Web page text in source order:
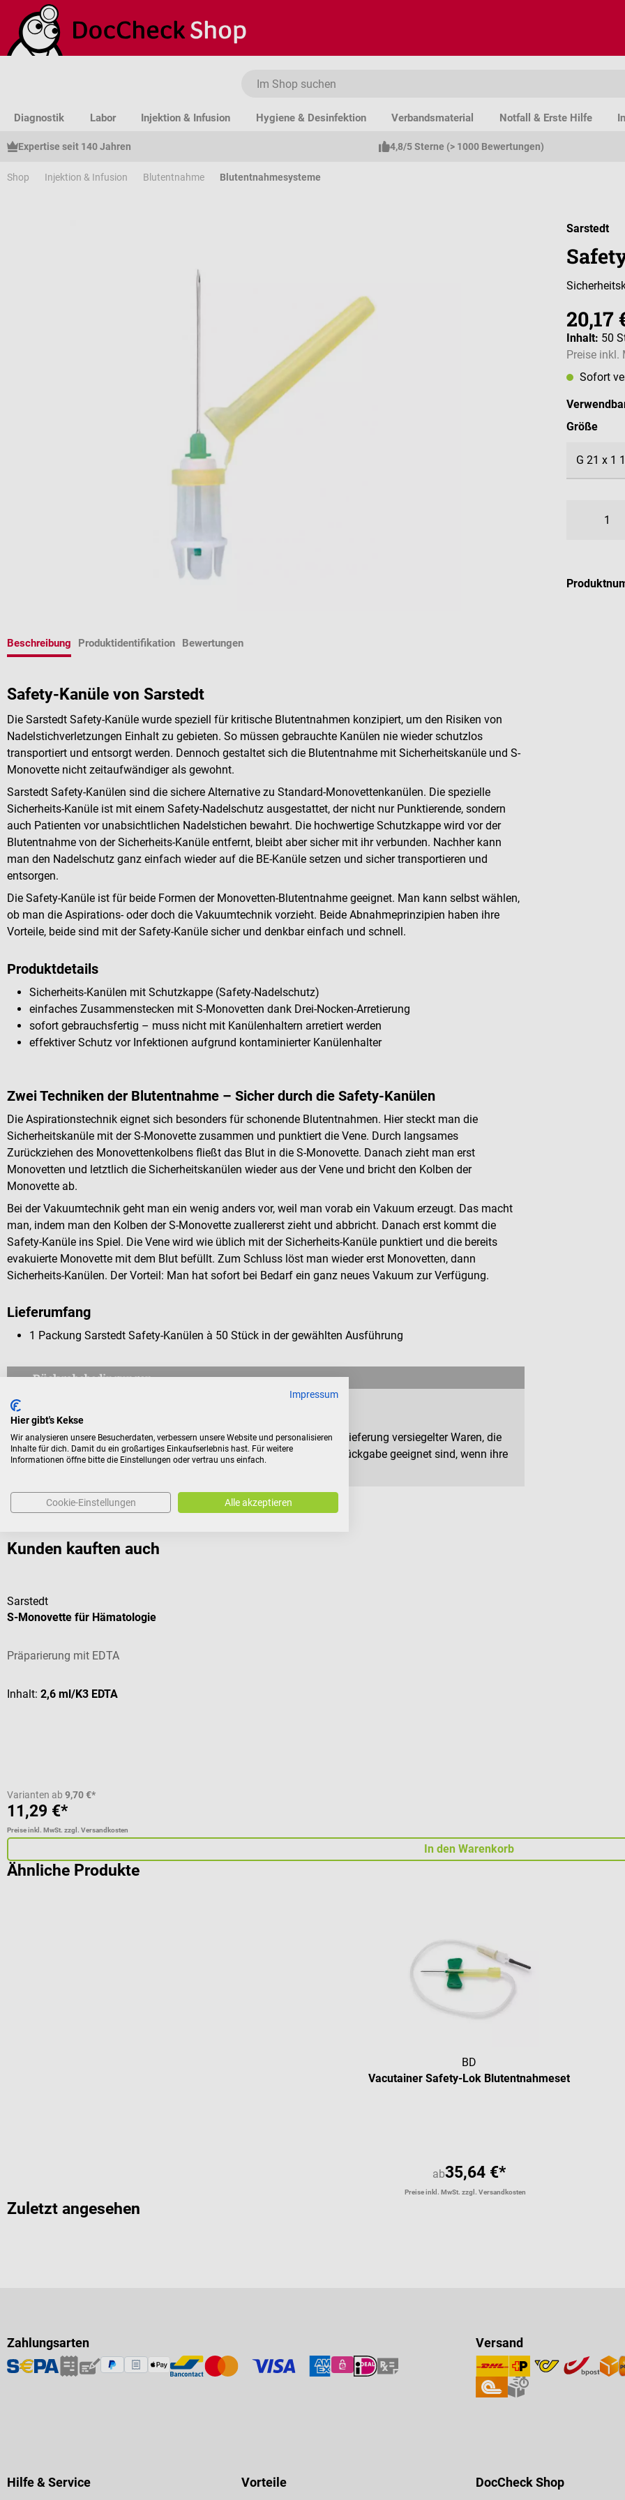
Hauptinhalt springen
Zur Suche springen
Zur Hauptnavigation springen
Diagnostik Labor Injektion & Infusion Hygiene & Desinfektion Verbandsmaterial Notfall & Erste Hilfe
Expertise seit 140 Jahren 4,8/5 Sterne (> 1000 Bewertungen)
Shop Injektion & Infusion Blutentnahme Blutentnahmesysteme
Sarstedt
20,17
Inhalt: 50
Preise inkl.
Sofort
Größe
Beschreibung Produktidentifikation Bewertungen
Safety-Kanüle von Sarstedt
Die Sarstedt Safety-Kanüle wurde speziell für kritische Blutentnahmen konzipiert, um den Risiken von
Nadelstichverletzungen Einhalt zu gebieten. So müssen gebrauchte Kanülen nie wieder schutzlos
transportiert und entsorgt werden. Dennoch gestaltet sich die Blutentnahme mit Sicherheitskanüle und S-
Monovette nicht zeitaufwändiger als gewohnt.
Sarstedt Safety-Kanülen sind die sichere Alternative zu Standard-Monovettenkanülen. Die spezielle
Sicherheits-Kanüle ist mit einem Safety-Nadelschutz ausgestattet, der nicht nur Punktierende, sondern
auch Patienten vor unabsichtlichen Nadelstichen bewahrt. Die hochwertige Schutzkappe wird vor der
Blutentnahme von der Sicherheits-Kanüle entfernt, bleibt aber sicher mit ihr verbunden. Nachher kann
man den Nadelschutz ganz einfach wieder auf die BE-Kanüle setzen und sicher transportieren und
entsorgen.
Die Safety-Kanüle ist für beide Formen der Monovetten-Blutentnahme geeignet. Man kann selbst wählen,
ob man die Aspirations- oder doch die Vakuumtechnik vorzieht. Beide Abnahmeprinzipien haben ihre
Vorteile, beide sind mit der Safety-Kanüle sicher und denkbar einfach und schnell.
Produktdetails
Sicherheits-Kanülen mit Schutzkappe (Safety-Nadelschutz)
einfaches Zusammenstecken mit S-Monovetten dank Drei-Nocken-Arretierung
sofort gebrauchsfertig – muss nicht mit Kanülenhaltern arretiert werden
effektiver Schutz vor Infektionen aufgrund kontaminierter Kanülenhalter
Zwei Techniken der Blutentnahme – Sicher durch die Safety-Kanülen
Die Aspirationstechnik eignet sich besonders für schonende Blutentnahmen. Hier steckt man die
Sicherheitskanüle mit der S-Monovette zusammen und punktiert die Vene. Durch langsames
Zurückziehen des Monovettenkolbens fließt das Blut in die S-Monovette. Danach zieht man erst
Monovetten und letztlich die Sicherheitskanülen wieder aus der Vene und bricht den Kolben der
Monovette ab.
Bei der Vakuumtechnik geht man ein wenig anders vor, weil man vorab ein Vakuum erzeugt. Das macht
man, indem man den Kolben der S-Monovette zuallererst zieht und abbricht. Danach erst kommt die
Safety-Kanüle ins Spiel. Die Vene wird wie üblich mit der Sicherheits-Kanüle punktiert und die bereits
evakuierte Monovette mit dem Blut befüllt. Zum Schluss löst man wieder erst Monovetten, dann
Sicherheits-Kanülen. Der Vorteil: Man hat sofort bei Bedarf ein ganz neues Vakuum zur Verfügung.
Lieferumfang
1 Packung Sarstedt Safety-Kanülen à 50 Stück in der gewählten Ausführung
Rückgabebedingungen
Dieses Produkt ist von der Rücknahme ausgeschlossen.
Für Verbraucher besteht das Widerrufsrecht nicht bei Verträgen zur Lieferung versiegelter Waren, die
aus Gründen des Gesundheitsschutzes oder der Hygiene nicht zur Rückgabe geeignet sind, wenn ihre
Kunden kauften auch
Sarstedt
S-Monovette für Hämatologie
Präparierung mit EDTA
Inhalt: 2,6 ml/K3 EDTA
Varianten ab 9,70 €*
11,29 €*
Preise inkl. MwSt. zzgl. Versandkosten
In den Warenkorb
Ähnliche Produkte
BD
Vacutainer Safety-Lok Blutentnahmeset
ab35,64 €*
Preise inkl. MwSt. zzgl. Versandkosten
Zuletzt angesehen
Zahlungsarten Versand
Hilfe & Service Vorteile DocCheck Shop
Impressum
Hier gibt's Kekse
Wir analysieren unsere Besucherdaten, verbessern unsere Website und personalisieren
Inhalte für dich. Damit du ein großartiges Einkaufserlebnis hast. Für weitere
Informationen öffne bitte die Einstellungen oder vertrau uns einfach.
Cookie-Einstellungen Alle akzeptieren